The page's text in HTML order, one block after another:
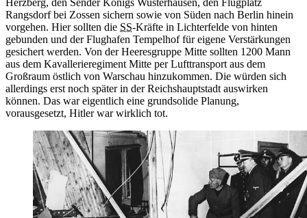
Geführt wurde es aber von dem absolut systemtreuen Major Remer,
auf den also nur so lange Verlasswar,wie er der ausgegebenen
Lage glaubte. Er unterstand der Stadtkommandantur Berlin unter
Generalleutnant Paul von Hase. Hasewarals oppositionell
denkender Offizier bekannt,waraber erst am 15. Juli indie
Umsturzplanung und seine eigene Rolle dabei eingewiesen worden.
Die Infanterieschule Döberitz, drei Bataillone stark, unterstand dem
Wehrkreiskommando III. Sie würde erst nach Mobilisierung und
Anmarsch über rund 25 km verfügbar sein. Ihr wäre der Auftrag
erteilt worden, die zur Sicherung des Regierungsviertels
eingesetzten Kräfte zu verstärken, darüber hinaus das Haus des
Rundfunksander Masurenallee sowie die Sender Tegel und Nauen
zu besetzen. Von der Panzertruppenschule II
Krampnitz wurden
zwei gepanzerte Bataillone erwartet, die jedoch ebenfalls erst nach
Mobilisierung und einem 30-km-Anmarsch verfügbar sein würden.
Sie sollten mit leicht gepanzerten Kräften nach Süden aufklären und
SS-KräfteinLichterfelde überwachen, ansonsten eine